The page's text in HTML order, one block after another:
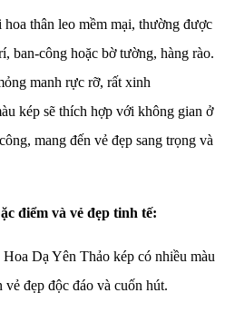
hoa thân leo mềm mại, thường được
ban-công hoặc bờ tường, hàng rào.
manh rực rỡ, rất xinh
kép sẽ thích hợp với không gian ở
mang đến vẻ đẹp sang trọng và
điểm và vẻ đẹp tinh tế:
Hoa Dạ Yên Thảo kép có nhiều màu
vẻ đẹp độc đáo và cuốn hút.